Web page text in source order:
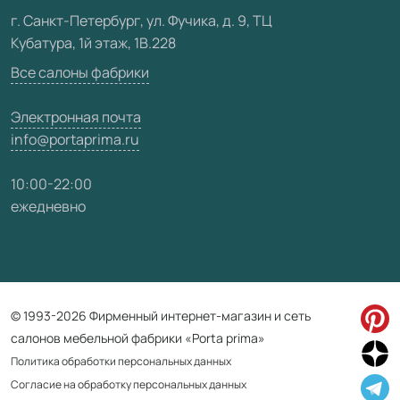
Видео
Карта сайта
г. Санкт-Петербург, ул. Фучика, д. 9, ТЦ
Кубатура, 1й этаж, 1В.228
Все салоны фабрики
Электронная почта
info@portaprima.ru
10:00-22:00
ежедневно
© 1993-2026 Фирменный интернет-магазин и сеть
салонов мебельной фабрики «Porta prima»
Политика обработки персональных данных
Согласие на обработку персональных данных